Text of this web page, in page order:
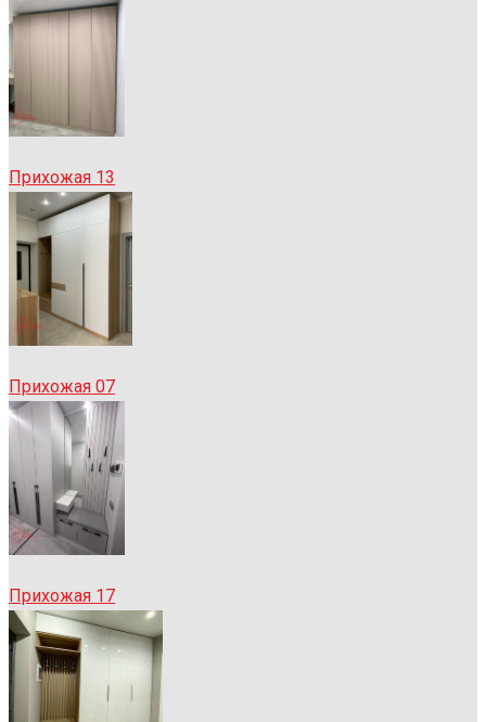
Прихожая 13
Прихожая 07
Прихожая 17